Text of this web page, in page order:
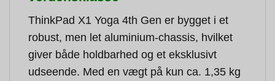
ThinkPad X1 Yoga 4th Gen er bygget i et
robust, men let aluminium-chassis, hvilket
giver både holdbarhed og et eksklusivt
udseende. Med en vægt på kun ca. 1,35 kg